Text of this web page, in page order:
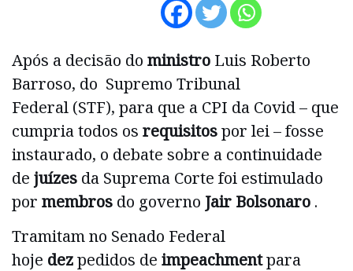
Após a decisão do ministro Luis Roberto
Barroso, do Supremo Tribunal
Federal (STF), para que a CPI da Covid – que
cumpria todos os requisitospor lei – fosse
instaurado, o debate sobre a continuidade
de juízes da Suprema Corte foi estimulado
por membros do governo Jair Bolsonaro .
Tramitam no Senado Federal
hoje dezpedidos de impeachmentpara